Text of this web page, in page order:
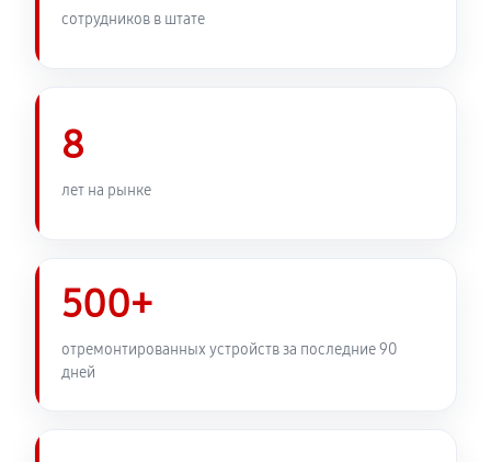
1980 руб
сотрудников в штате
8
лет на рынке
500+
отремонтированных устройств за последние 90
дней